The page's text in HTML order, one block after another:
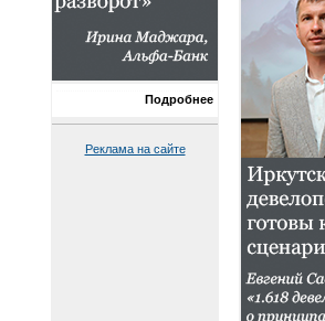
Подробнее
Реклама на сайте